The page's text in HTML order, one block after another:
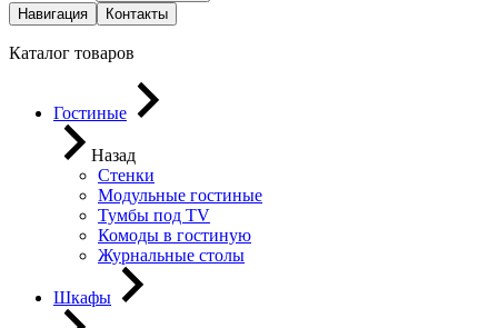
Навигация Контакты
Каталог товаров
Гостиные
Назад
Стенки
Модульные гостиные
Тумбы под ТV
Комоды в гостиную
Журнальные столы
Шкафы